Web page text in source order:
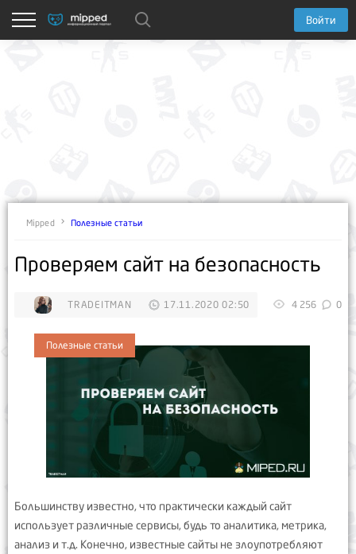
Войти
Mipped Полезные статьи
​Проверяем сайт на безопасность
TRADEITMAN 17.11.2020 02:50 4 256 0
Полезные статьи
Большинству известно, что практически каждый сайт
использует различные сервисы, будь то аналитика, метрика,
анализ и т.д. Конечно, известные сайты не злоупотребляют